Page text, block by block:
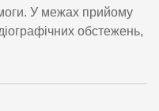
У межах прийому
обстежень,